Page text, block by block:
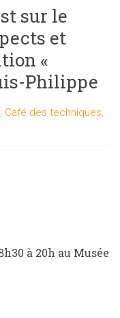
sur le
et
«
Philippe
, Café des techniques,
à 20h au Musée